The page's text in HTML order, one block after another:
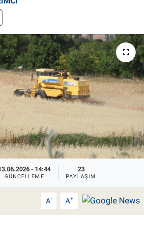
- 14:44
GÜNCELLEME
23
PAYLAŞIM
A- A+
Mamüller